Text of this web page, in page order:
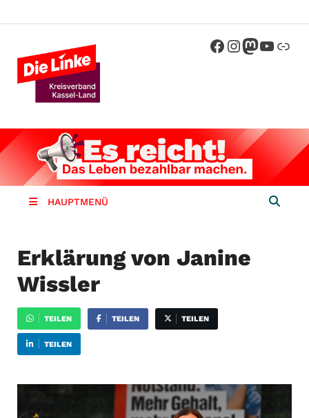
Land
HAUPTMENÜ
Erklärung von Janine
Wissler
TEILEN TEILEN TEILEN
TEILEN